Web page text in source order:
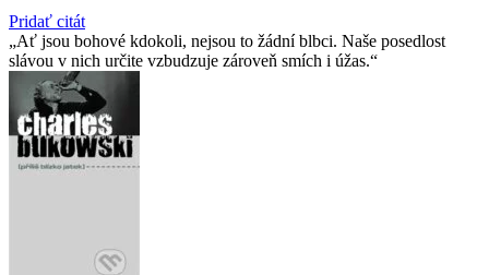
Pridať citát
Ať jsou bohové kdokoli, nejsou to žádní blbci. Naše posedlost
slávou v nich určite vzbudzuje zároveň smích i úžas.